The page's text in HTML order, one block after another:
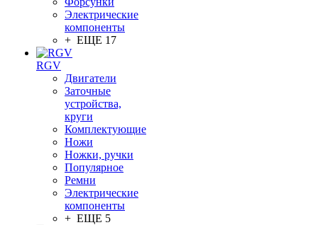
Электрические
компоненты
+ ЕЩЕ 17
RGV
Двигатели
Заточные
устройства,
круги
Комплектующие
Ножи
Ножки, ручки
Популярное
Ремни
Электрические
компоненты
+ ЕЩЕ 5